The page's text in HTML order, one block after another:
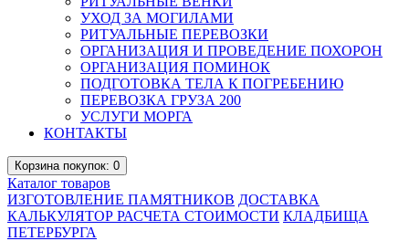
УХОД ЗА МОГИЛАМИ
РИТУАЛЬНЫЕ ПЕРЕВОЗКИ
ОРГАНИЗАЦИЯ И ПРОВЕДЕНИЕ ПОХОРОН
ОРГАНИЗАЦИЯ ПОМИНОК
ПОДГОТОВКА ТЕЛА К ПОГРЕБЕНИЮ
ПЕРЕВОЗКА ГРУЗА 200
УСЛУГИ МОРГА
КОНТАКТЫ
Корзинапокупок: 0
Каталог товаров
ИЗГОТОВЛЕНИЕ ПАМЯТНИКОВ ДОСТАВКА
КАЛЬКУЛЯТОР РАСЧЕТА СТОИМОСТИ КЛАДБИЩА
ПЕТЕРБУРГА